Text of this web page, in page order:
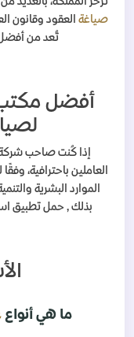
صياغة العقود وقانون
تُعد من
أفضل مكتب
إذا كُنت صاحب
العاملين باحترافية،
الموارد البشرية
بذلك , حمل تطبيق
ما هي أنواع